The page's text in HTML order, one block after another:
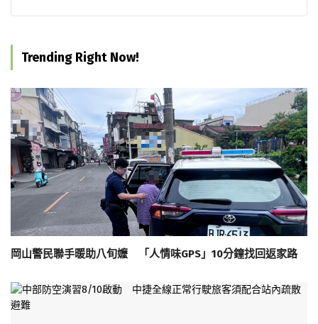
Trending Right Now!
岡山警民聯手暖助八旬嬤 「人情味GPS」10分鐘找回返家路